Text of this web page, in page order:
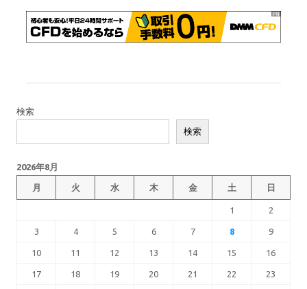
検索
検索
2026年8月
月 火 水 木 金 土 日
1 2
3 4 5 6 7 8 9
10 11 12 13 14 15 16
17 18 19 20 21 22 23